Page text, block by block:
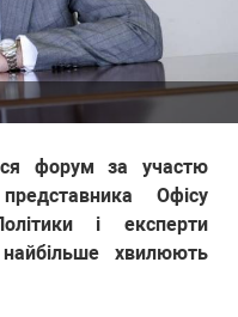
форум за участю
Офісу
і експерти
хвилюють